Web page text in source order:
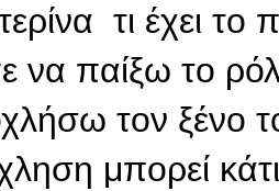
τι έχει το
να παίξω το
τον ξένο
μπορεί